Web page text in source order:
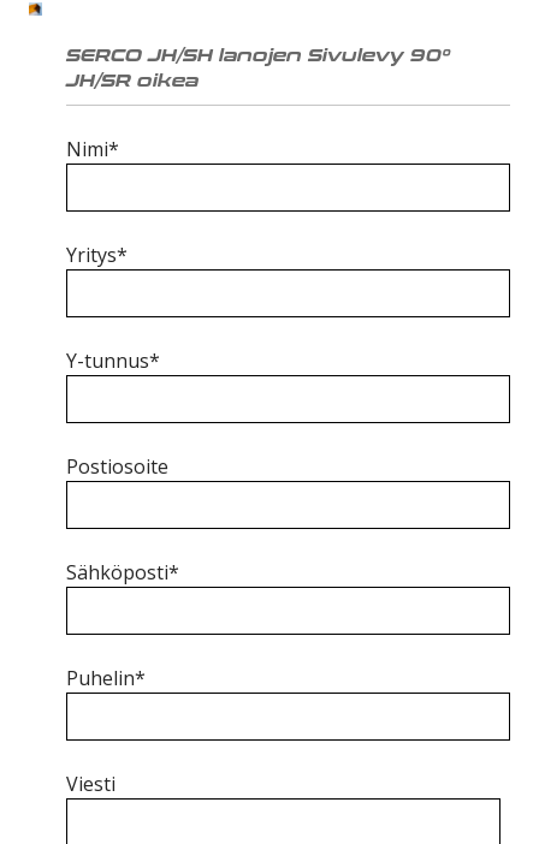
SERCO JH/SH lanojen Sivulevy 90°
JH/SR oikea
Nimi*
Yritys*
Y-tunnus*
Postiosoite
Sähköposti*
Puhelin*
Viesti